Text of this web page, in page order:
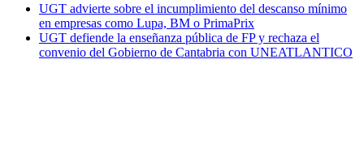
UGT advierte sobre el incumplimiento del descanso mínimo
en empresas como Lupa, BM o PrimaPrix
UGT defiende la enseñanza pública de FP y rechaza el
convenio del Gobierno de Cantabria con UNEATLANTICO